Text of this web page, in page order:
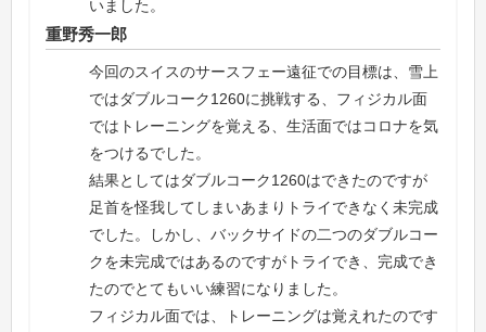
いました。
重野秀一郎
今回のスイスのサースフェー遠征での目標は、雪上
ではダブルコーク1260に挑戦する、フィジカル面
ではトレーニングを覚える、生活面ではコロナを気
をつけるでした。
結果としてはダブルコーク1260はできたのですが
足首を怪我してしまいあまりトライできなく未完成
でした。しかし、バックサイドの二つのダブルコー
クを未完成ではあるのですがトライでき、完成でき
たのでとてもいい練習になりました。
フィジカル面では、トレーニングは覚えれたのです